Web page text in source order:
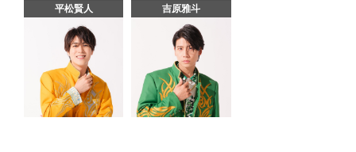
平松賢人 吉原雅斗